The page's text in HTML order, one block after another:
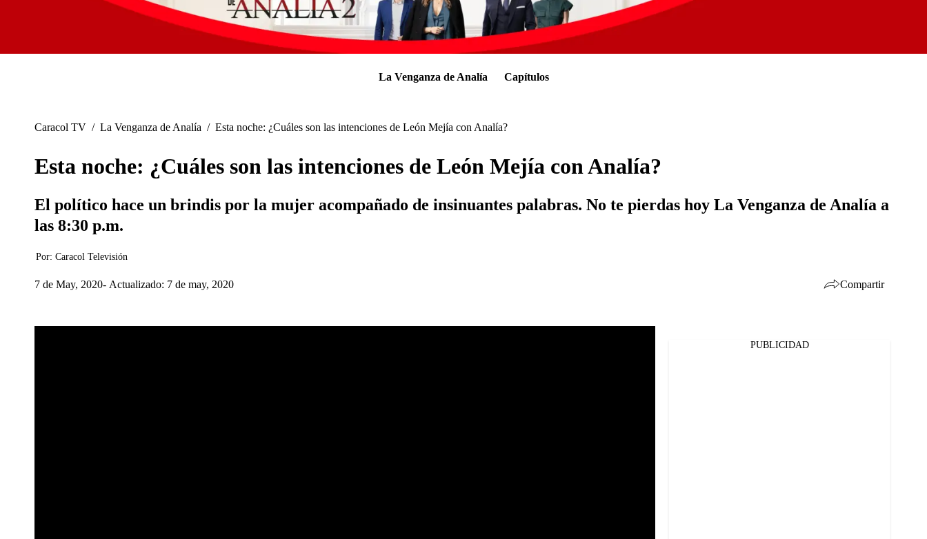
La Venganza de Analía Capítulos
Caracol TV / La Venganza de Analía / Esta noche: ¿Cuáles son las intenciones de León Mejía con Analía?
Esta noche: ¿Cuáles son las intenciones de León Mejía con Analía?
El político hace un brindis por la mujer acompañado de insinuantes palabras. No te pierdas hoy La Venganza de Analía a
las 8:30 p.m.
Por: Caracol Televisión
7 de May, 2020 Actualizado: 7 de may, 2020 Compartir
PUBLICIDAD